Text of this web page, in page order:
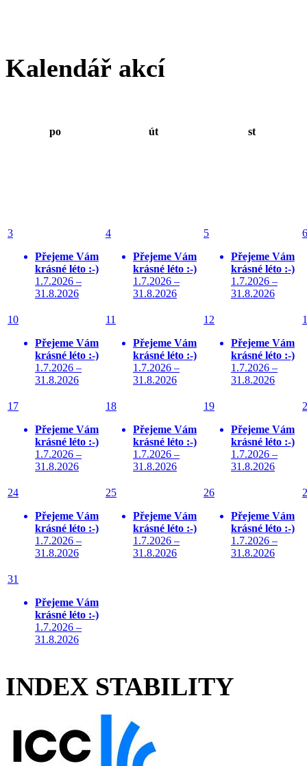
Kalendář akcí
po út st
3
Přejeme Vám
krásné léto :-)
1.7.2026 –
31.8.2026
4
Přejeme Vám
krásné léto :-)
1.7.2026 –
31.8.2026
5
Přejeme Vám
krásné léto :-)
1.7.2026 –
31.8.2026
6
10
Přejeme Vám
krásné léto :-)
1.7.2026 –
31.8.2026
11
Přejeme Vám
krásné léto :-)
1.7.2026 –
31.8.2026
12
Přejeme Vám
krásné léto :-)
1.7.2026 –
31.8.2026
17
Přejeme Vám
krásné léto :-)
1.7.2026 –
31.8.2026
18
Přejeme Vám
krásné léto :-)
1.7.2026 –
31.8.2026
19
Přejeme Vám
krásné léto :-)
1.7.2026 –
31.8.2026
24
Přejeme Vám
krásné léto :-)
1.7.2026 –
31.8.2026
25
Přejeme Vám
krásné léto :-)
1.7.2026 –
31.8.2026
26
Přejeme Vám
krásné léto :-)
1.7.2026 –
31.8.2026
31
Přejeme Vám
krásné léto :-)
1.7.2026 –
31.8.2026
INDEX STABILITY